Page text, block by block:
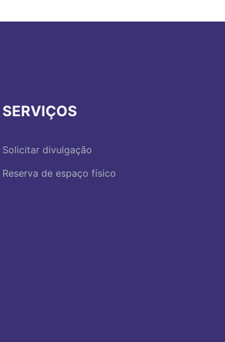
SERVIÇOS
Solicitar divulgação
Reserva de espaço físico